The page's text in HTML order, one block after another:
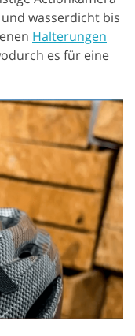
wasserdicht bis
Halterungen
es für eine